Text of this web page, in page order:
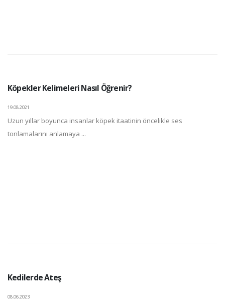
Köpekler Kelimeleri Nasıl Öğrenir?
19.08.2021
Uzun yıllar boyunca insanlar köpek itaatinin öncelikle ses
tonlamalarını anlamaya ...
Kedilerde Ateş
08.06.2023